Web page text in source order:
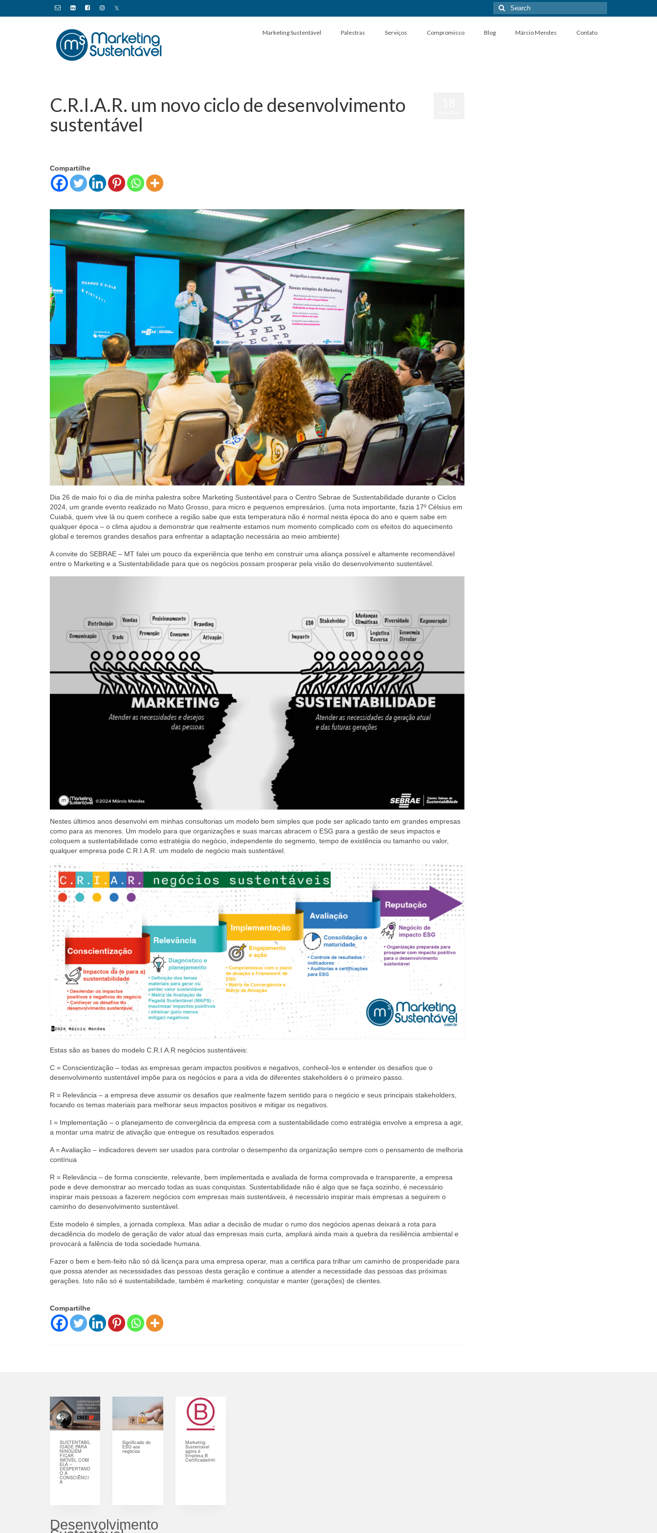
Search
for:
Marketing Sustentável Palestras Serviços Compromisso Blog Márcio Mendes Contato
C.R.I.A.R. um novo ciclo de desenvolvimento
sustentável
Compartilhe
Dia 26 de maio foi o dia de minha palestra sobre Marketing Sustentável para o Centro Sebrae de Sustentabilidade durante o Ciclos
2024, um grande evento realizado no Mato Grosso, para micro e pequenos empresários. (uma nota importante, fazia 17º Célsius em
Cuiabá, quem vive lá ou quem conhece a região sabe que esta temperatura não é normal nesta época do ano e quem sabe em
qualquer época – o clima ajudou a demonstrar que realmente estamos num momento complicado com os efeitos do aquecimento
global e teremos grandes desafios para enfrentar a adaptação necessária ao meio ambiente)
A convite do SEBRAE – MT falei um pouco da experiência que tenho em construir uma aliança possível e altamente recomendável
entre o Marketing e a Sustentabilidade para que os negócios possam prosperar pela visão do desenvolvimento sustentável.
Nestes últimos anos desenvolvi em minhas consultorias um modelo bem simples que pode ser aplicado tanto em grandes empresas
como para as menores. Um modelo para que organizações e suas marcas abracem o ESG para a gestão de seus impactos e
coloquem a sustentabilidade como estratégia do negócio, independente do segmento, tempo de existência ou tamanho ou valor,
qualquer empresa pode C.R.I.A.R. um modelo de negócio mais sustentável.
Estas são as bases do modelo C.R.I.A.R negócios sustentáveis:
C = Conscientização – todas as empresas geram impactos positivos e negativos, conhecê-los e entender os desafios que o
desenvolvimento sustentável impõe para os negócios e para a vida de diferentes stakeholders é o primeiro passo.
R = Relevância – a empresa deve assumir os desafios que realmente fazem sentido para o negócio e seus principais stakeholders,
focando os temas materiais para melhorar seus impactos positivos e mitigar os negativos.
I = Implementação – o planejamento de convergência da empresa com a sustentabilidade como estratégia envolve a empresa a agir,
a montar uma matriz de ativação que entregue os resultados esperados
A = Avaliação – indicadores devem ser usados para controlar o desempenho da organização sempre com o pensamento de melhoria
contínua
R = Relevância – de forma consciente, relevante, bem implementada e avaliada de forma comprovada e transparente, a empresa
pode e deve demonstrar ao mercado todas as suas conquistas. Sustentabilidade não é algo que se faça sozinho, é necessário
inspirar mais pessoas a fazerem negócios com empresas mais sustentáveis, é necessário inspirar mais empresas a seguirem o
caminho do desenvolvimento sustentável.
Este modelo é simples, a jornada complexa. Mas adiar a decisão de mudar o rumo dos negócios apenas deixará a rota para
decadência do modelo de geração de valor atual das empresas mais curta, ampliará ainda mais a quebra da resiliência ambiental e
provocará a falência de toda sociedade humana.
Fazer o bem e bem-feito não só dá licença para uma empresa operar, mas a certifica para trilhar um caminho de prosperidade para
que possa atender as necessidades das pessoas desta geração e continue a atender a necessidade das pessoas das próximas
gerações. Isto não só é sustentabilidade, também é marketing: conquistar e manter (gerações) de clientes.
Compartilhe
SUSTENTABIL
IDADE PARA
NINGUÉM
FICAR
IMÓVEL COM
ELA –
DESPERTAND
O A
CONSCIÊNCI
A
Significado do
ESG aos
negócios
Marketing
Sustentável
agora é
Empresa B
Certificada®￼
Desenvolvimento